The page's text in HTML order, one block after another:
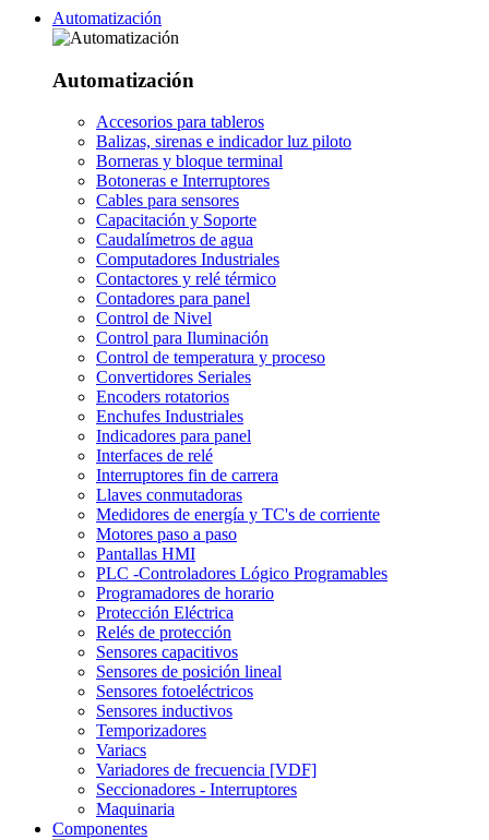
Automatización
Automatización
Accesorios para tableros
Balizas, sirenas e indicador luz piloto
Borneras y bloque terminal
Botoneras e Interruptores
Cables para sensores
Capacitación y Soporte
Caudalímetros de agua
Computadores Industriales
Contactores y relé térmico
Contadores para panel
Control de Nivel
Control para Iluminación
Control de temperatura y proceso
Convertidores Seriales
Encoders rotatorios
Enchufes Industriales
Indicadores para panel
Interfaces de relé
Interruptores fin de carrera
Llaves conmutadoras
Medidores de energía y TC's de corriente
Motores paso a paso
Pantallas HMI
PLC -Controladores Lógico Programables
Programadores de horario
Protección Eléctrica
Relés de protección
Sensores capacitivos
Sensores de posición lineal
Sensores fotoeléctricos
Sensores inductivos
Temporizadores
Variacs
Variadores de frecuencia [VDF]
Seccionadores - Interruptores
Maquinaria
Componentes